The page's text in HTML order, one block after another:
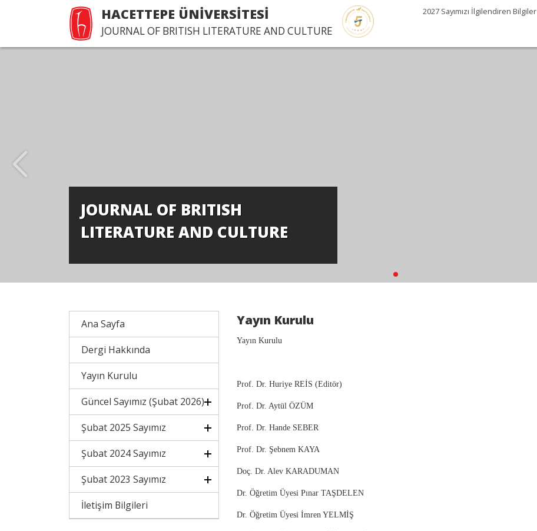
HACETTEPE ÜNİVERSİTESİ
JOURNAL OF BRITISH LITERATURE AND CULTURE
2027 Sayımızı İlgilendiren Bilgiler
JOURNAL OF BRITISH
LITERATURE AND CULTURE
Ana Sayfa
Dergi Hakkında
Yayın Kurulu
Güncel Sayımız (Şubat 2026)
Şubat 2025 Sayımız
Şubat 2024 Sayımız
Şubat 2023 Sayımız
İletişim Bilgileri
Yayın Kurulu
Yayın Kurulu
Prof. Dr. Huriye REİS (Editör)
Prof. Dr. Aytül ÖZÜM
Prof. Dr. Hande SEBER
Prof. Dr. Şebnem KAYA
Doç. Dr. Alev KARADUMAN
Dr. Öğretim Üyesi Pınar TAŞDELEN
Dr. Öğretim Üyesi İmren YELMİŞ